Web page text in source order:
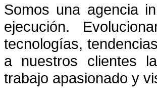
Somos una agencia
ejecución.
tecnologías,
a nuestros clientes
trabajo apasionado y